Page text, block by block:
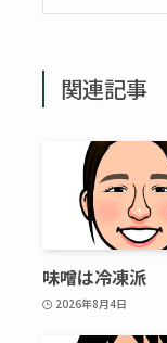
関連記事
味噌は冷凍派
2026年8月4日